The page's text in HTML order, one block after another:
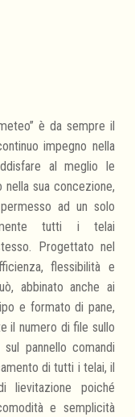
è da sempre il
impegno nella
al meglio le
sua concezione,
ad un solo
tutti i telai
Progettato nel
flessibilità e
abbinato anche ai
e formato di pane,
il numero di file sullo
pannello comandi
di tutti i telai, il
lievitazione poiché
e semplicità